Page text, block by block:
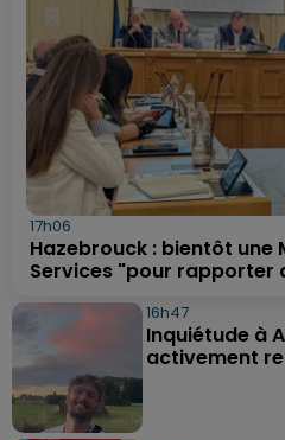
17h06
Hazebrouck : bientôt une
Services "pour rapporter
16h47
Inquiétude à
activement